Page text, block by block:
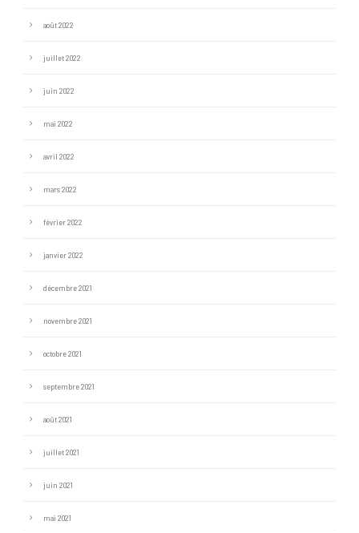
août 2022
juillet 2022
juin 2022
mai 2022
avril 2022
mars 2022
février 2022
janvier 2022
décembre 2021
novembre 2021
octobre 2021
septembre 2021
août 2021
juillet 2021
juin 2021
mai 2021